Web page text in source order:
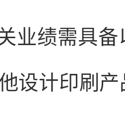
业绩需具
设计印刷